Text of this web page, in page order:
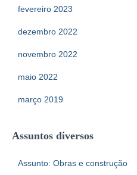
fevereiro 2023
dezembro 2022
novembro 2022
maio 2022
março 2019
Assuntos diversos
Assunto: Obras e construção